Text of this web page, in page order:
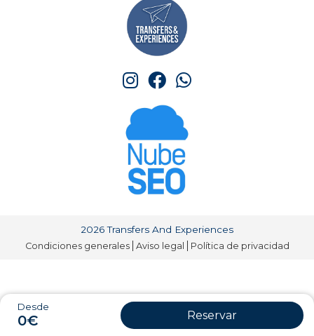
Desde
0€ Reservar
2026 Transfers And Experiences
Condiciones generales Aviso legal Política de privacidad